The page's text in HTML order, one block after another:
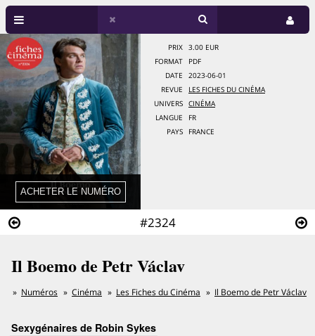
#2324
PRIX
3.00 EUR
FORMAT
PDF
DATE
2023-06-01
REVUE
LES FICHES DU CINÉMA
UNIVERS
CINÉMA
LANGUE
FR
PAYS
FRANCE
Il Boemo de Petr Václav
Numéros Cinéma Les Fiches du Cinéma Il Boemo de Petr Václav
Sexygénaires de Robin Sykes